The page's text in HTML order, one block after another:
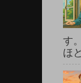
す
ほ